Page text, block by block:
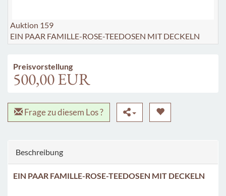
Auktion 159
EIN PAAR FAMILLE-ROSE-TEEDOSEN MIT DECKELN
Preisvorstellung
500,00 EUR
Frage zu diesem Los ?
Beschreibung
EIN PAAR FAMILLE-ROSE-TEEDOSEN MIT DECKELN